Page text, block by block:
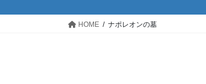
HOME ナポレオンの墓